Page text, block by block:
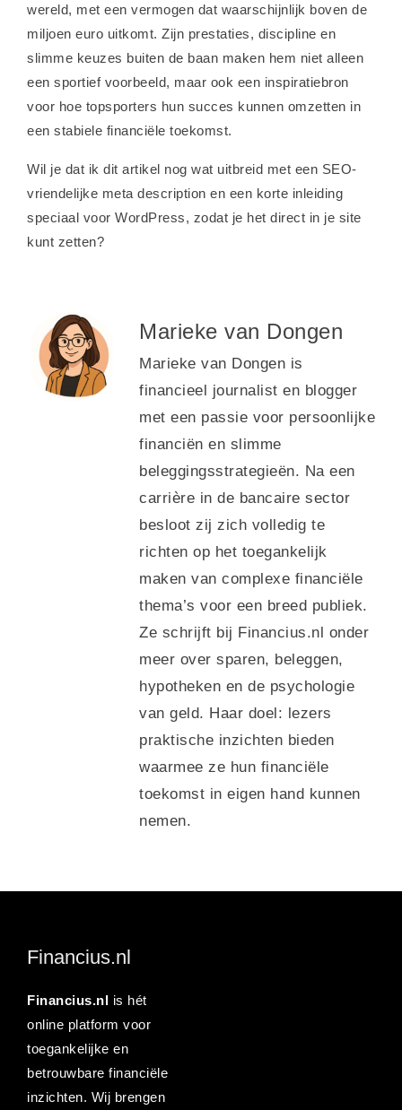
wereld, met een vermogen dat waarschijnlijk boven de
miljoen euro uitkomt. Zijn prestaties, discipline en
slimme keuzes buiten de baan maken hem niet alleen
een sportief voorbeeld, maar ook een inspiratiebron
voor hoe topsporters hun succes kunnen omzetten in
een stabiele financiële toekomst.
Wil je dat ik dit artikel nog wat uitbreid met een SEO-
vriendelijke meta description en een korte inleiding
speciaal voor WordPress, zodat je het direct in je site
kunt zetten?
Marieke van Dongen
Marieke van Dongen is
financieel journalist en blogger
met een passie voor persoonlijke
financiën en slimme
beleggingsstrategieën. Na een
carrière in de bancaire sector
besloot zij zich volledig te
richten op het toegankelijk
maken van complexe financiële
thema’s voor een breed publiek.
Ze schrijft bij Financius.nl onder
meer over sparen, beleggen,
hypotheken en de psychologie
van geld. Haar doel: lezers
praktische inzichten bieden
waarmee ze hun financiële
toekomst in eigen hand kunnen
nemen.
Financius.nl
Financius.nl is hét
online platform voor
toegankelijke en
betrouwbare financiële
inzichten. Wij brengen